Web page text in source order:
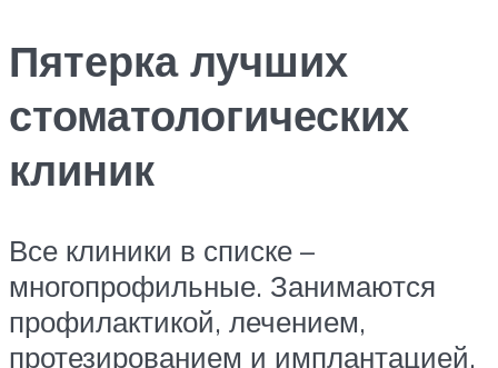
Пятерка лучших
стоматологических
клиник
Все клиники в списке –
многопрофильные. Занимаются
профилактикой, лечением,
протезированием и имплантацией.